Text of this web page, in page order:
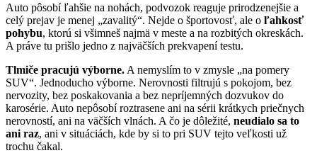
Auto pôsobí ľahšie na nohách, podvozok reaguje prirodzenejšie a
celý prejav je menej „zavalitý“. Nejde o športovosť, ale o ľahkosť
pohybu, ktorú si všimneš najmä v meste a na rozbitých okreskách.
A práve tu prišlo jedno z najväčších prekvapení testu.
Tlmiče pracujú výborne. A nemyslím to v zmysle „na pomery
SUV“. Jednoducho výborne. Nerovnosti filtrujú s pokojom, bez
nervozity, bez poskakovania a bez nepríjemných dozvukov do
karosérie. Auto nepôsobí roztrasene ani na sérii krátkych priečnych
nerovností, ani na väčších vlnách. A čo je dôležité, neudialo sa to
ani raz, ani v situáciách, kde by si to pri SUV tejto veľkosti už
trochu čakal.